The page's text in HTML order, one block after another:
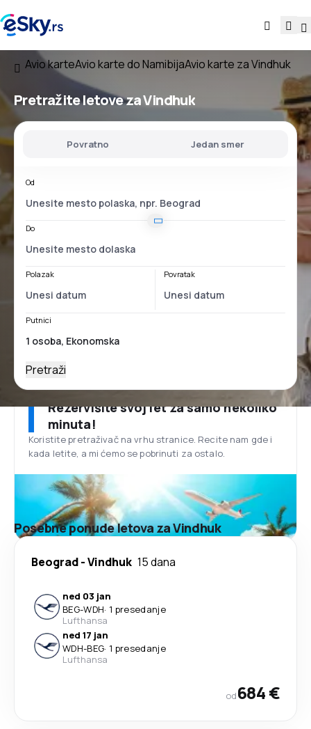
Avio karteAvio karte do NamibijaAvio karte za Vindhuk
Pretražite letove za Vindhuk
Povratno Jedan smer
Od
Do
Polazak Povratak
Putnici
Pretraži
Rezervišite svoj let za samo nekoliko
minuta!
Koristite pretraživač na vrhu stranice. Recite nam gde i
kada letite, a mi ćemo se pobrinuti za ostalo.
Posebne ponude letova za Vindhuk
Beograd-Vindhuk 15 dana
ned 03 jan
BEG-WDH· 1 presedanje
Lufthansa
ned 17 jan
WDH-BEG· 1 presedanje
Lufthansa
od684 €